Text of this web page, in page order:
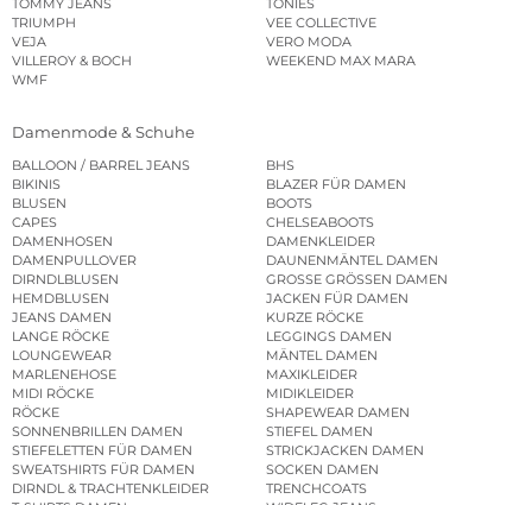
TRIUMPH
VEE COLLECTIVE
VEJA
VERO MODA
VILLEROY & BOCH
WEEKEND MAX MARA
WMF
Damenmode & Schuhe
BALLOON / BARREL JEANS
BHS
BIKINIS
BLAZER FÜR DAMEN
BLUSEN
BOOTS
CAPES
CHELSEABOOTS
DAMENHOSEN
DAMENKLEIDER
DAMENPULLOVER
DAUNENMÄNTEL DAMEN
DIRNDLBLUSEN
GROSSE GRÖSSEN DAMEN
HEMDBLUSEN
JACKEN FÜR DAMEN
JEANS DAMEN
KURZE RÖCKE
LANGE RÖCKE
LEGGINGS DAMEN
LOUNGEWEAR
MÄNTEL DAMEN
MARLENEHOSE
MAXIKLEIDER
MIDI RÖCKE
MIDIKLEIDER
RÖCKE
SHAPEWEAR DAMEN
SONNENBRILLEN DAMEN
STIEFEL DAMEN
STIEFELETTEN FÜR DAMEN
STRICKJACKEN DAMEN
SWEATSHIRTS FÜR DAMEN
SOCKEN DAMEN
DIRNDL & TRACHTENKLEIDER
TRENCHCOATS